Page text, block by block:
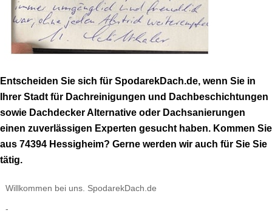
Entscheiden Sie sich für SpodarekDach.de, wenn Sie in
Ihrer Stadt für Dachreinigungen und Dachbeschichtungen
sowie Dachdecker Alternative oder Dachsanierungen
einen zuverlässigen Experten gesucht haben. Kommen Sie
aus 74394 Hessigheim? Gerne werden wir auch für Sie Sie
tätig.
Willkommen bei uns. SpodarekDach.de
-